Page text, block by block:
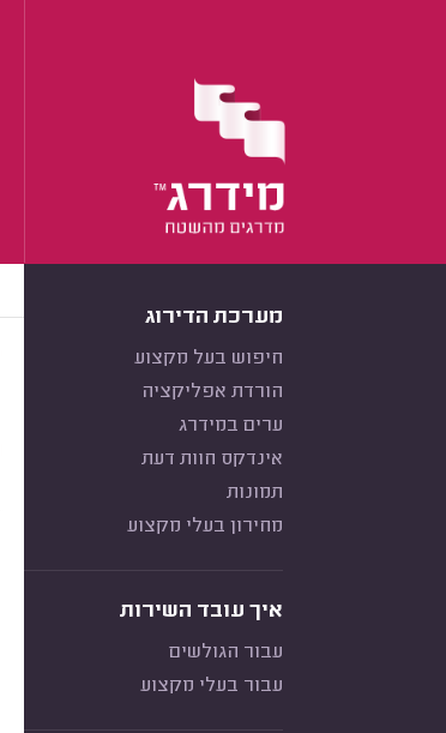
מערכת הדירוג
חיפוש בעל מקצוע
הורדת אפליקציה
ערים במידרג
אינדקס חוות דעת
תמונות
מחירון בעלי מקצוע
איך עובד השירות
עבור הגולשים
עבור בעלי מקצוע